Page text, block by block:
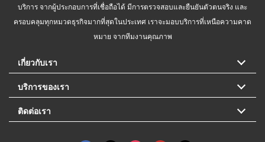
บริการ จากผู้ประกอบการที่เชื่อถือได้ มีการตรวจสอบและยืนยันตัวตนจริง และ
ครอบคลุมทุกหมวดธุรกิจมากที่สุดในประเทศ เราจะมอบบริการที่เหนือความคาด
หมาย จากทีมงานคุณภาพ
เกี่ยวกับเรา
บริการของเรา
ติดต่อเรา